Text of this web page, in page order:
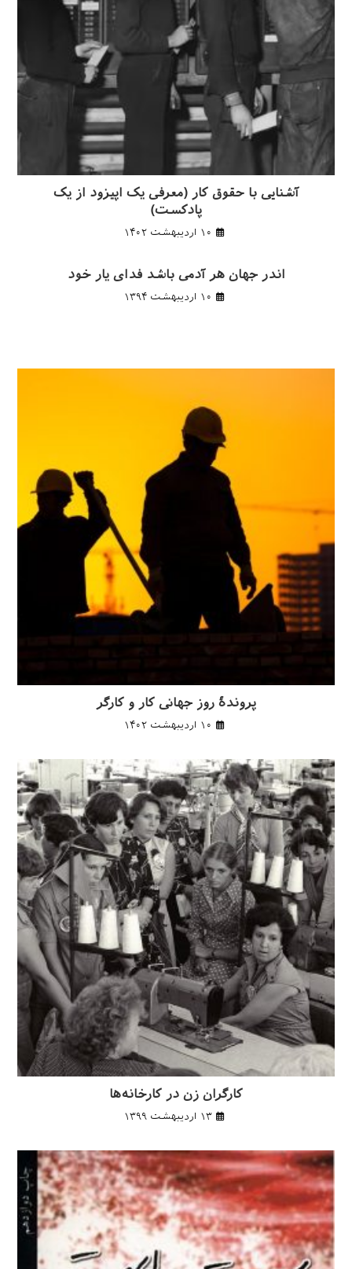
آشنایی با حقوق کار (معرفی یک اپیزود از یک
پادکست)
۱۰ اردیبهشت ۱۴۰۲
اندر جهان هر آدمی باشد فدای یار خود
۱۰ اردیبهشت ۱۳۹۴
پروندهٔ روز جهانی کار و کارگر
۱۰ اردیبهشت ۱۴۰۲
کارگران زن در کارخانه­‌ها
۱۳ اردیبهشت ۱۳۹۹